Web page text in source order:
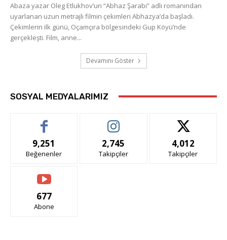
Abaza yazar Oleg Etlukhov’un “Abhaz Şarabı” adlı romanından
uyarlanan uzun metrajlı filmin çekimleri Abhazya’da başladı.
Çekimlerin ilk günü, Oçamçıra bölgesindeki Gup Köyü’nde
gerçekleşti. Film, anne...
Devamını Göster
SOSYAL MEDYALARIMIZ
9,251
Beğenenler
2,745
Takipçiler
4,012
Takipçiler
677
Abone